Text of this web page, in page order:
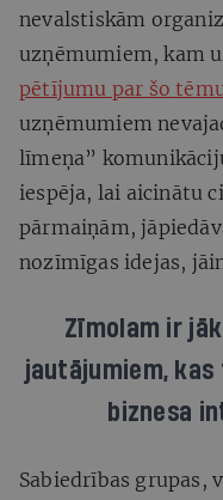
nevalstiskām
uzņēmumiem, kam
pētījumu par šo
uzņēmumiem
līmeņa”
iespēja, lai aicinātu
pārmaiņām,
nozīmīgas idejas,
Zīmolam ir
jautājumiem,
biznesa
Sabiedrības grupas,